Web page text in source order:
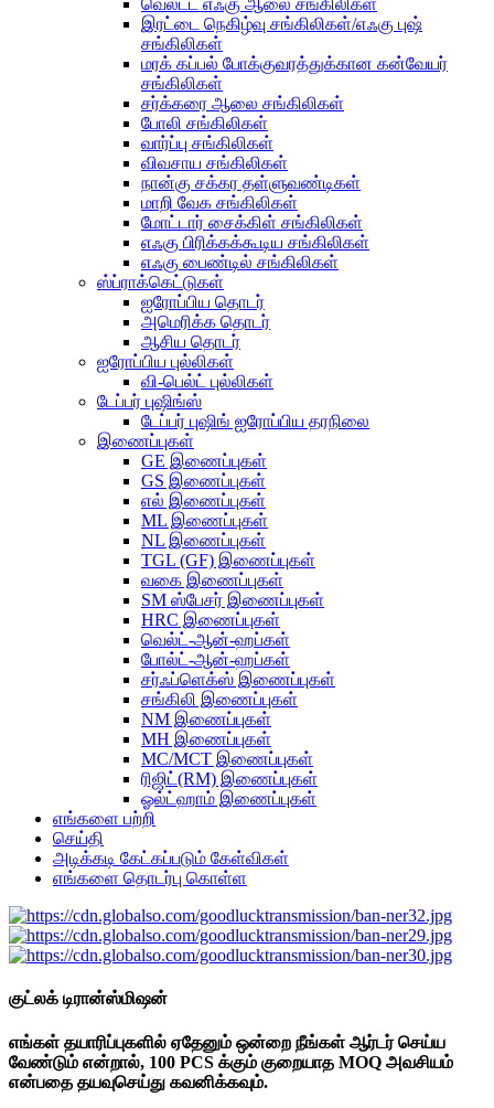
வெல்டட் எஃகு ஆலை சங்கிலிகள்
இரட்டை நெகிழ்வு சங்கிலிகள்/எஃகு புஷ்
சங்கிலிகள்
மரக் கப்பல் போக்குவரத்துக்கான கன்வேயர்
சங்கிலிகள்
சர்க்கரை ஆலை சங்கிலிகள்
போலி சங்கிலிகள்
வார்ப்பு சங்கிலிகள்
விவசாய சங்கிலிகள்
நான்கு சக்கர தள்ளுவண்டிகள்
மாறி வேக சங்கிலிகள்
மோட்டார் சைக்கிள் சங்கிலிகள்
எஃகு பிரிக்கக்கூடிய சங்கிலிகள்
எஃகு பைண்டில் சங்கிலிகள்
ஸ்ப்ராக்கெட்டுகள்
ஐரோப்பிய தொடர்
அமெரிக்க தொடர்
ஆசிய தொடர்
ஐரோப்பிய புல்லிகள்
வி-பெல்ட் புல்லிகள்
டேப்பர் புஷிங்ஸ்
டேப்பர் புஷிங் ஐரோப்பிய தரநிலை
இணைப்புகள்
GE இணைப்புகள்
GS இணைப்புகள்
எல் இணைப்புகள்
ML இணைப்புகள்
NL இணைப்புகள்
TGL (GF) இணைப்புகள்
வகை இணைப்புகள்
SM ஸ்பேசர் இணைப்புகள்
HRC இணைப்புகள்
வெல்ட்-ஆன்-ஹப்கள்
போல்ட்-ஆன்-ஹப்கள்
சர்ஃப்ளெக்ஸ் இணைப்புகள்
சங்கிலி இணைப்புகள்
NM இணைப்புகள்
MH இணைப்புகள்
MC/MCT இணைப்புகள்
ரிஜிட்(RM) இணைப்புகள்
ஓல்ட்ஹாம் இணைப்புகள்
எங்களை பற்றி
செய்தி
அடிக்கடி கேட்கப்படும் கேள்விகள்
எங்களை தொடர்பு கொள்ள
குட்லக் டிரான்ஸ்மிஷன்
எங்கள் தயாரிப்புகளில் ஏதேனும் ஒன்றை நீங்கள் ஆர்டர் செய்ய
வேண்டும் என்றால், 100 PCS க்கும் குறையாத MOQ அவசியம்
என்பதை தயவுசெய்து கவனிக்கவும்.